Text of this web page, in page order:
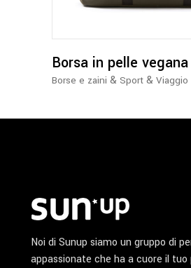
opzioni
possono
essere
Borsa in pelle vegana
Borse e zaini & Sport & Viaggio
Noi di Sunup siamo un gruppo di
appassionate che ha a cuore il